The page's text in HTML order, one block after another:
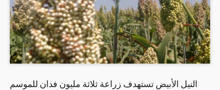
النيل الأبيض تستهدف زراعة ثلاثة مليون فدان للموسم